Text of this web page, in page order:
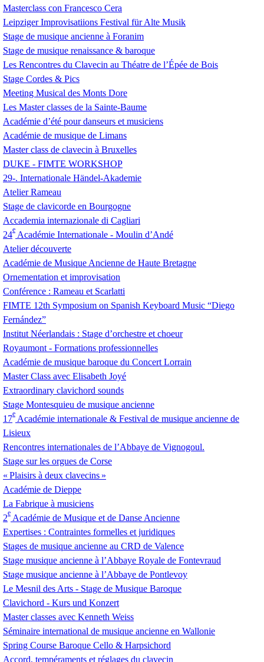
Masterclass con Francesco Cera
Leipziger Improvisatiions Festival für Alte Musik
Stage de musique ancienne à Foranim
Stage de musique renaissance & baroque
Les Rencontres du Clavecin au Théatre de l’Épée de Bois
Stage Cordes & Pics
Meeting Musical des Monts Dore
Les Master classes de la Sainte-Baume
Académie d’été pour danseurs et musiciens
Académie de musique de Limans
Master class de clavecin à Bruxelles
DUKE - FIMTE WORKSHOP
29-. Internationale Händel-Akademie
Atelier Rameau
Stage de clavicorde en Bourgogne
Accademia internazionale di Cagliari
24
e
Académie Internationale - Moulin d’Andé
Atelier découverte
Académie de Musique Ancienne de Haute Bretagne
Ornementation et improvisation
Conférence : Rameau et Scarlatti
FIMTE 12th Symposium on Spanish Keyboard Music “Diego
Fernández”
Institut Néerlandais : Stage d’orchestre et choeur
Royaumont - Formations professionnelles
Académie de musique baroque du Concert Lorrain
Master Class avec Elisabeth Joyé
Extraordinary clavichord sounds
Stage Montesquieu de musique ancienne
17
e
Académie internationale & Festival de musique ancienne de
Lisieux
Rencontres internationales de l’Abbaye de Vignogoul.
Stage sur les orgues de Corse
« Plaisirs à deux clavecins »
Académie de Dieppe
La Fabrique à musiciens
2
e
Académie de Musique et de Danse Ancienne
Expertises : Contraintes formelles et juridiques
Stages de musique ancienne au CRD de Valence
Stage musique ancienne à l’Abbaye Royale de Fontevraud
Stage musique ancienne à l’Abbaye de Pontlevoy
Le Mesnil des Arts - Stage de Musique Baroque
Clavichord - Kurs und Konzert
Master classes avec Kenneth Weiss
Séminaire international de musique ancienne en Wallonie
Spring Course Baroque Cello & Harpsichord
Accord, tempéraments et réglages du clavecin